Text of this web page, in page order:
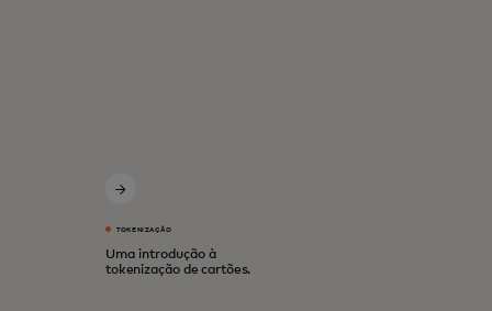
TOKENIZAÇÃO
Uma introdução à
tokenização de cartões.